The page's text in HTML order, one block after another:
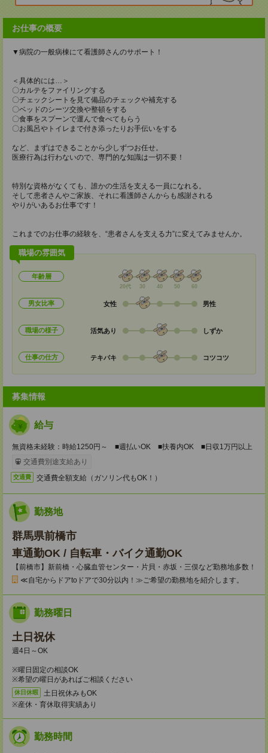
お仕事の概要
▼病院の一般病棟にて看護師さんのサポート！
＜具体的には…＞
〇カルテをファイリングする
〇チェックシートを見て備品のチェックや補充する
〇ベッドのシーツ交換や整頓をする
〇食事をスプーンで運んで食べてもらう
〇お風呂やトイレまで付き添ったりお手伝いをする
など、まずはできることから少しずつお任せ。
医療行為は行わないので、専門的な知識は一切不要！
特別な資格がなくても、誰かの生活を支える一員になれる。
そして患者さんやご家族、それに看護師さんからも感謝される
やりがいあるお仕事です！
これまでのお仕事の経験を、“患者さんを支える力”に変えてみませんか。
職場の雰囲気
年齢層
20代 30 40 50 60
男女比率 女性 男性
職場の様子 活気あり しずか
仕事の仕方 テキパキ コツコツ
募集情報
給与
無資格未経験：時給1250円～ ■週払いOK ■扶養内OK ■日収1万円以上
交通費別途支給あり
交通費 交通費全額支給（ガソリン代もOK！）
勤務地
群馬県前橋市
車通勤OK / 自転車・バイク通勤OK
【前橋市】新前橋・心臓血管センター・片貝・赤坂・三俣など勤務地多数！
≪自宅からドアtoドアで30分以内！≫ご希望の勤務地を紹介します。
勤務曜日
土日祝休
週4日～OK
※曜日固定の相談OK
※希望の曜日があればご相談ください
休日休暇
土日祝休みもOK
※産休・育休取得実績あり
勤務時間